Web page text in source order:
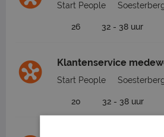
Start People
26 32 - 38 uur
Klantenservice
Start People
20 32 - 38 uur